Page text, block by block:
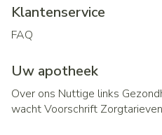
Klantenservice
FAQ
Uw apotheek
Over ons Nuttige links
wachtVoorschrift Zorgtarieven